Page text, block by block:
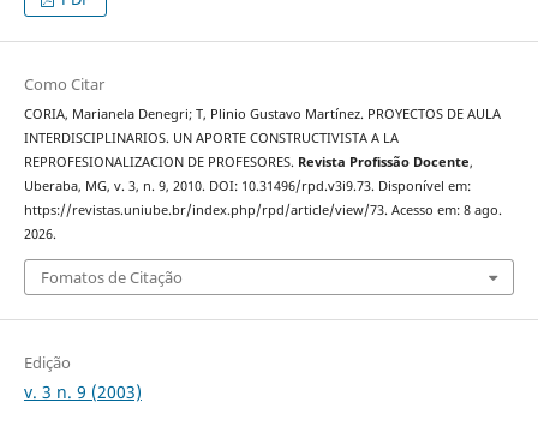
Como Citar
CORIA, Marianela Denegri; T, Plinio Gustavo Martínez. PROYECTOS DE AULA
INTERDISCIPLINARIOS. UN APORTE CONSTRUCTIVISTA A LA
REPROFESIONALIZACION DE PROFESORES. Revista Profissão Docente,
Uberaba, MG, v. 3, n. 9, 2010. DOI: 10.31496/rpd.v3i9.73. Disponível em:
https://revistas.uniube.br/index.php/rpd/article/view/73. Acesso em: 8 ago.
2026.
Fomatos de Citação
Edição
v. 3 n. 9 (2003)